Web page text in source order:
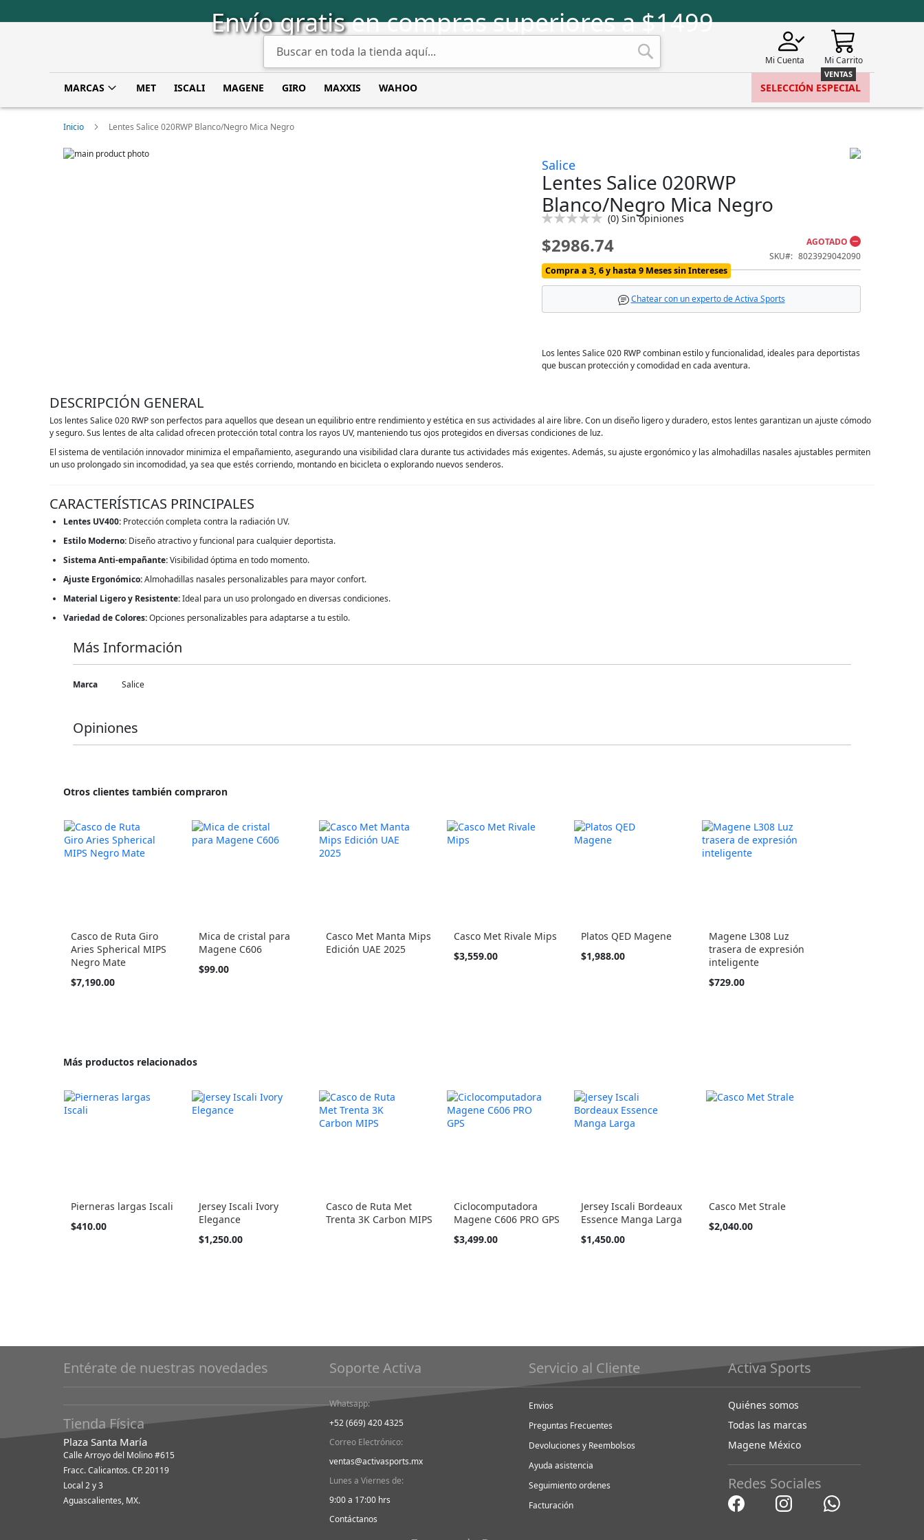
a
Envío gratisen compras superiores a $1499
Buscar
Mi Cuenta Mi Carrito
MARCAS MET ISCALI MAGENE GIRO MAXXIS WAHOO SELECCIÓN ESPECIAL
Inicio Lentes Salice 020RWP Blanco/Negro Mica Negro
Skip
Salice
Lentes Salice 020RWP
Blanco/Negro Mica Negro
Calificación:
(0) Sin opiniones
$2986.74
AGOTADO
SKU
8023929042090
Compra a 3, 6 y hasta 9 Meses sin Intereses
Chatear con un experto de Activa Sports
Los lentes Salice 020 RWP combinan estilo y funcionalidad, ideales para deportistas
que buscan protección y comodidad en cada aventura.
DESCRIPCIÓN GENERAL
Los lentes Salice 020 RWP son perfectos para aquellos que desean un equilibrio entre rendimiento y estética en sus actividades al aire libre. Con un diseño ligero y duradero, estos lentes garantizan un ajuste cómodo
y seguro. Sus lentes de alta calidad ofrecen protección total contra los rayos UV, manteniendo tus ojos protegidos en diversas condiciones de luz.
El sistema de ventilación innovador minimiza el empañamiento, asegurando una visibilidad clara durante tus actividades más exigentes. Además, su ajuste ergonómico y las almohadillas nasales ajustables permiten
un uso prolongado sin incomodidad, ya sea que estés corriendo, montando en bicicleta o explorando nuevos senderos.
CARACTERÍSTICAS PRINCIPALES
Lentes UV400: Protección completa contra la radiación UV.
Estilo Moderno: Diseño atractivo y funcional para cualquier deportista.
Sistema Anti-empañante:Visibilidad óptima en todo momento.
Ajuste Ergonómico:Almohadillas nasales personalizables para mayor confort.
Material Ligero y Resistente:Ideal para un uso prolongado en diversas condiciones.
Variedad de Colores:Opciones personalizables para adaptarse a tu estilo.
Más Información
Más
Marca Salice
Opiniones
Otros clientes también compraron
Casco de Ruta Giro
Aries Spherical MIPS
Negro Mate
$7,190.00
Mica de cristal para
Magene C606
$99.00
Casco Met Manta Mips
Edición UAE 2025
Casco Met Rivale Mips
Tan
$3,559.00
Platos QED Magene
Tan
$1,988.00
Magene L308 Luz
trasera de expresión
inteligente
$729.00
Más productos relacionados
Pierneras largas Iscali
Tan
$410.00
Jersey Iscali Ivory
Elegance
Tan
$1,250.00
Casco de Ruta Met
Trenta 3K Carbon MIPS
Ciclocomputadora
Magene C606 PRO GPS
$3,499.00
Jersey Iscali Bordeaux
Essence Manga Larga
Tan
$1,450.00
Casco Met Strale
Tan
$2,040.00
Entérate de nuestras novedades
Tienda Física
Plaza Santa María
Calle Arroyo del Molino #615
Fracc. Calicantos. CP. 20119
Local 2 y 3
Aguascalientes, MX.
Soporte Activa
Whatsapp:
+52 (669) 420 4325
Correo Electrónico:
ventas@activasports.mx
Lunes a Viernes de:
9:00 a 17:00 hrs
Contáctanos
Servicio al Cliente
Envios
Preguntas Frecuentes
Devoluciones y Reembolsos
Ayuda asistencia
Seguimiento ordenes
Facturación
Activa Sports
Quiénes somos
Todas las marcas
Magene México
Redes Sociales